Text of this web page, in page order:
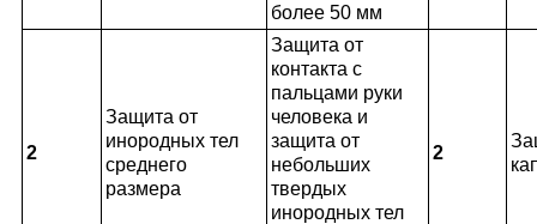
более 50 мм
2
Защита от
инородных тел
среднего
размера
Защита от
контакта с
пальцами руки
человека и
защита от
небольших
твердых
инородных тел
2